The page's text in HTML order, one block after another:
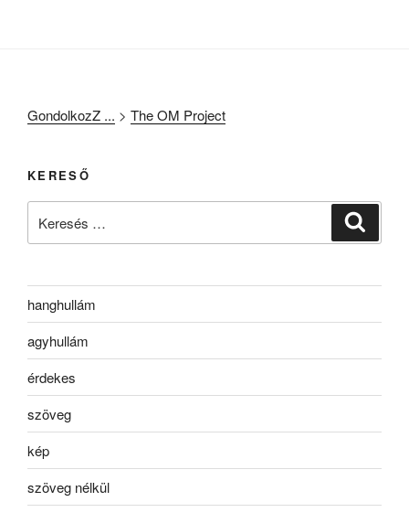
GondolkozZ ... > The OM Project
KERESŐ
hanghullám
agyhullám
érdekes
szöveg
kép
szöveg nélkül